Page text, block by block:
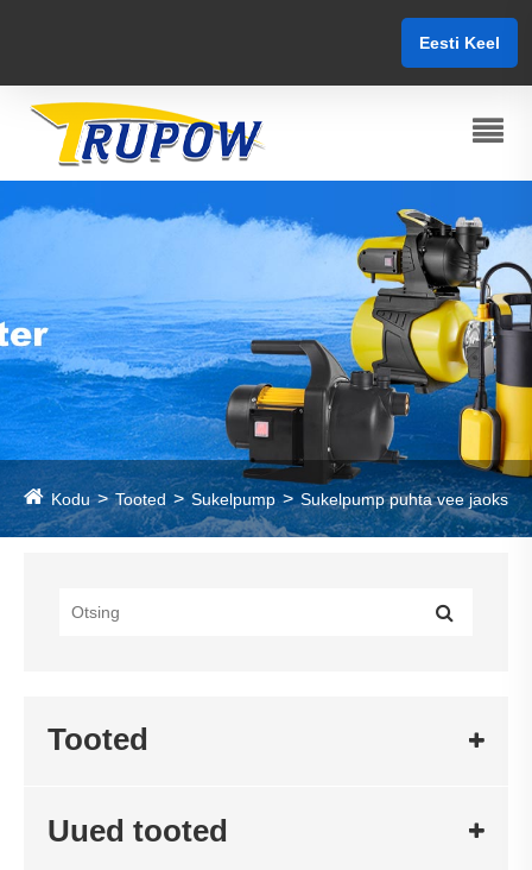
Eesti Keel
Kodu Tooted Sukelpump Sukelpump puhta vee jaoks
Tooted
Uued tooted